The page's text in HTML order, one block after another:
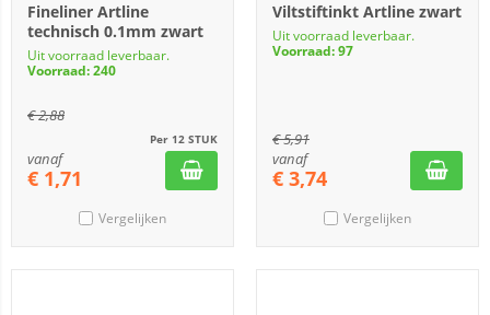
Fineliner Artline
technisch 0.1mm zwart
Uit voorraad leverbaar.
Voorraad: 240
€2,88
Per 12 STUK
vanaf
€ 1,71
Vergelijken
Viltstiftinkt Artline zwart
Uit voorraad leverbaar.
Voorraad: 97
€5,91
vanaf
€ 3,74
Vergelijken